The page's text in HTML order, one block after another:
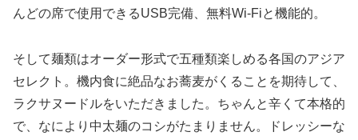
んどの席で使用できるUSB完備、無料Wi-Fiと機能的。
そして麺類はオーダー形式で五種類楽しめる各国のアジア
セレクト。機内食に絶品なお蕎麦がくることを期待して、
ラクサヌードルをいただきました。ちゃんと辛くて本格的
で、なにより中太麺のコシがたまりません。ドレッシーな